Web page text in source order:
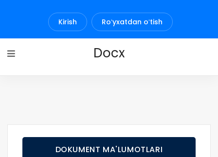
Kirish Roʻyxatdan oʻtish
Docx
DOKUMENT MA'LUMOTLARI